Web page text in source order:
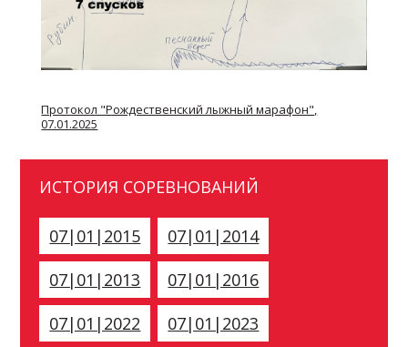
Протокол "Рождественский лыжный марафон",
07.01.2025
ИСТОРИЯ СОРЕВНОВАНИЙ
07|01|2015
07|01|2014
07|01|2013
07|01|2016
07|01|2022
07|01|2023